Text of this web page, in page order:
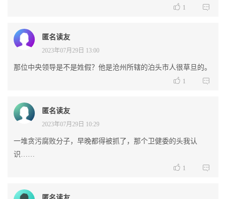
 1 
匿名读友
2023年07月29日 13:00
那位中央领导是不是姓假？他是沧州所辖的泊头市人很草旦的。
 1 
匿名读友
2023年07月29日 10:29
一堆贪污腐败分子，早晚都得被抓了，那个卫健委的头我认
识……
 1 